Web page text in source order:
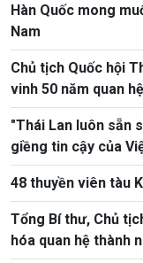
Hàn Quốc mong
Nam
Chủ tịch Quốc hội
vinh 50 năm quan
"Thái Lan luôn sẵn
giềng tin cậy của
48 thuyền viên tàu
Tổng Bí thư, Chủ
hóa quan hệ thành